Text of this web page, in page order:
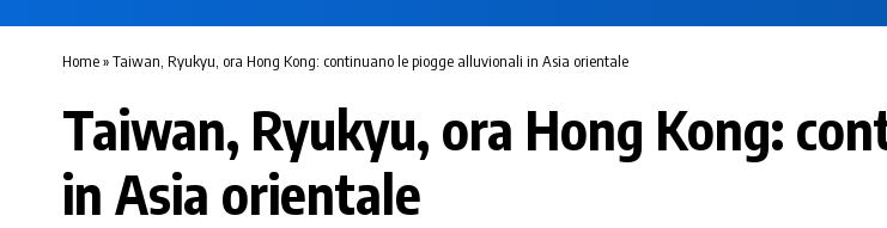
Home»Taiwan, Ryukyu, ora Hong Kong: continuano le piogge alluvionali in Asia orientale
Taiwan, Ryukyu, ora Hong Kong:
in Asia orientale